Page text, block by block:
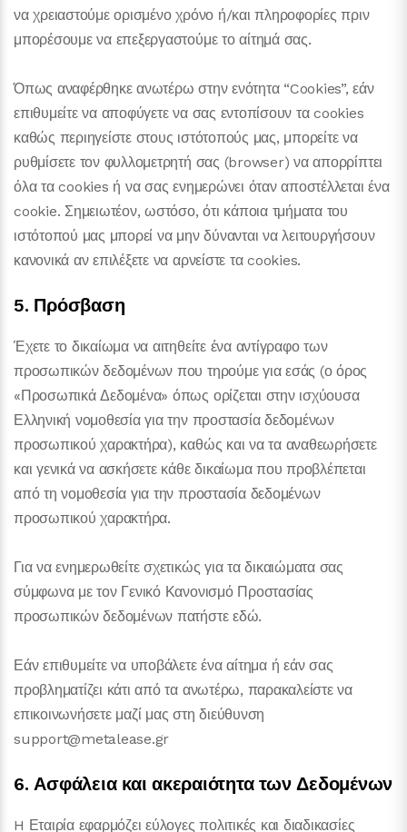
να χρειαστούμε ορισμένο χρόνο ή/και πληροφορίες πριν
μπορέσουμε να επεξεργαστούμε το αίτημά σας.
Όπως αναφέρθηκε ανωτέρω στην ενότητα “Cookies”, εάν
επιθυμείτε να αποφύγετε να σας εντοπίσουν τα cookies
καθώς περιηγείστε στους ιστότοπούς μας, μπορείτε να
ρυθμίσετε τον φυλλομετρητή σας (browser) να απορρίπτει
όλα τα cookies ή να σας ενημερώνει όταν αποστέλλεται ένα
cookie. Σημειωτέον, ωστόσο, ότι κάποια τμήματα του
ιστότοπού μας μπορεί να μην δύνανται να λειτουργήσουν
κανονικά αν επιλέξετε να αρνείστε τα cookies.
5. Πρόσβαση
Έχετε το δικαίωμα να αιτηθείτε ένα αντίγραφο των
προσωπικών δεδομένων που τηρούμε για εσάς (ο όρος
«Προσωπικά Δεδομένα» όπως ορίζεται στην ισχύουσα
Ελληνική νομοθεσία για την προστασία δεδομένων
προσωπικού χαρακτήρα), καθώς και να τα αναθεωρήσετε
και γενικά να ασκήσετε κάθε δικαίωμα που προβλέπεται
από τη νομοθεσία για την προστασία δεδομένων
προσωπικού χαρακτήρα.
Για να ενημερωθείτε σχετικώς για τα δικαιώματα σας
σύμφωνα με τον Γενικό Κανονισμό Προστασίας
προσωπικών δεδομένων πατήστε εδώ.
Εάν επιθυμείτε να υποβάλετε ένα αίτημα ή εάν σας
προβληματίζει κάτι από τα ανωτέρω, παρακαλείστε να
επικοινωνήσετε μαζί μας στη διεύθυνση
support@metalease.gr
6. Ασφάλεια και ακεραιότητα των Δεδομένων
H Εταιρία εφαρμόζει εύλογες πολιτικές και διαδικασίες